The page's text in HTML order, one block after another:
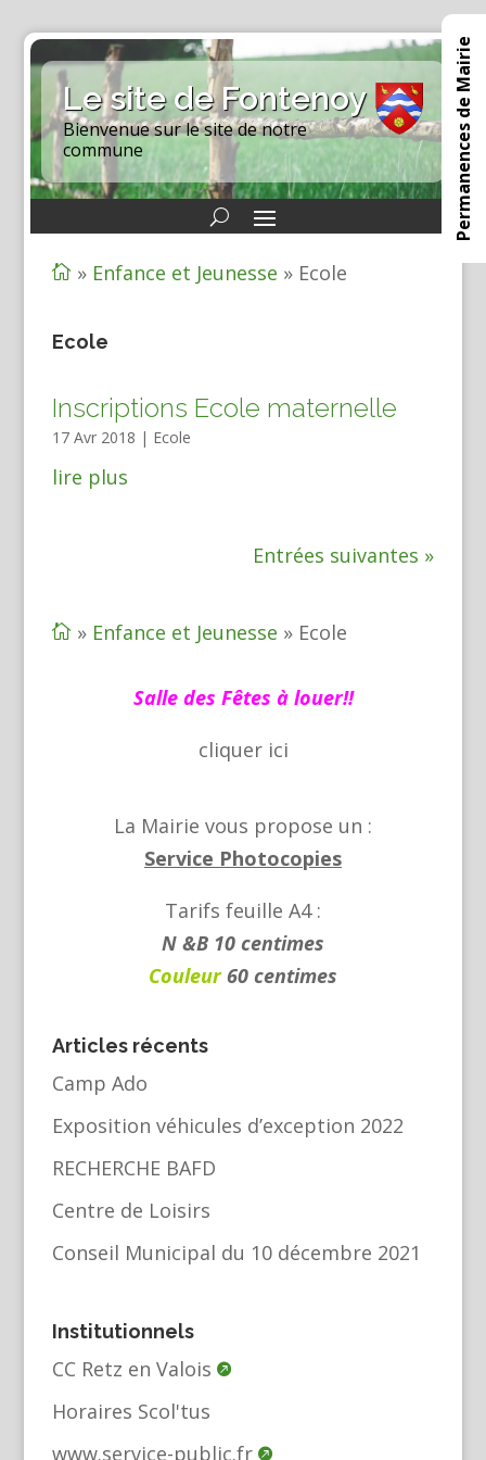
Le site de Fontenoy
Bienvenue sur le site de notre
commune
Permanences de Mairie
» Enfance et Jeunesse » Ecole
Ecole
Inscriptions Ecole maternelle
17 Avr 2018 | Ecole
lire plus
Entrées suivantes »
» Enfance et Jeunesse » Ecole
Salle des Fêtes à louer!!
cliquer ici
La Mairie vous propose un :
Service Photocopies
Tarifs feuille A4 :
N &B 10 centimes
Couleur60 centimes
Articles récents
Camp Ado
Exposition véhicules d’exception 2022
RECHERCHE BAFD
Centre de Loisirs
Conseil Municipal du 10 décembre 2021
Institutionnels
CC Retz en Valois
Horaires Scol'tus
www.service-public.fr